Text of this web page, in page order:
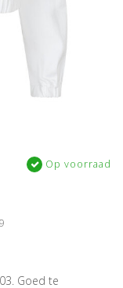
Op voorraad
Goed te